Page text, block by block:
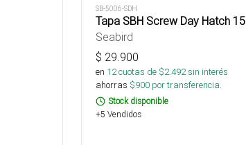
SB-5006-SDH
Tapa SBH Screw Day Hatch 15
Seabird
$ 29.900
en 12cuotas de $2.492sin interés
ahorras $900 por transferencia.
Stock disponible
+5 Vendidos